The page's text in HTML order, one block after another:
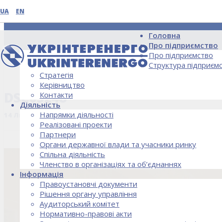
UA EN
Головна
Про підприємство
Про підприємство
Структура
Стратегія
Керівництво
Контакти
Діяльність
Напрямки діяльності
Реалізовані проекти
Партнери
Органи державної влади та учасники ринку
Спільна діяльність
Членство в організаціях та об’єднаннях
Інформація
Правоустановчі документи
Рішення органу управління
Аудиторський комітет
Нормативно-правові акти
НОВИНИ
DSC05248
14 Липня, 2020